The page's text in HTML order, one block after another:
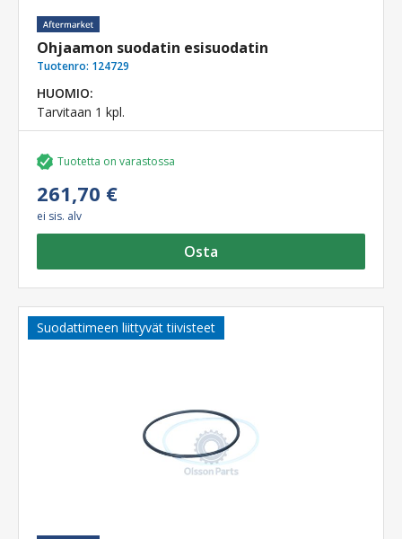
Ohjaamon suodatin esisuodatin
Tuotenro: 124729
HUOMIO:
Tarvitaan 1 kpl.
Tuotetta on varastossa
261,70 €
ei sis. alv
Osta
Suodattimeen liittyvät tiivisteet